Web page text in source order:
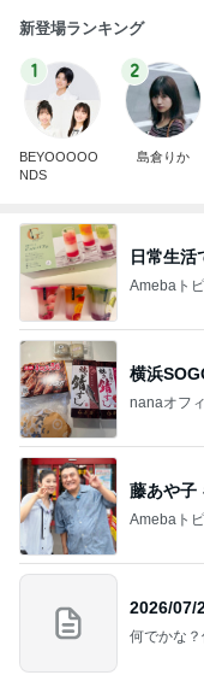
新登場ランキング
1
BEYOOOOO
NDS
2
島倉りか
日常生活
Amebaト
横浜
nanaオフ
藤あや子
Amebaト
2026/07/
何でかな？